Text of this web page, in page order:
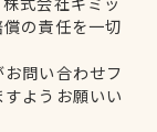
の責任を一切
問い合わせフ
ようお願いい